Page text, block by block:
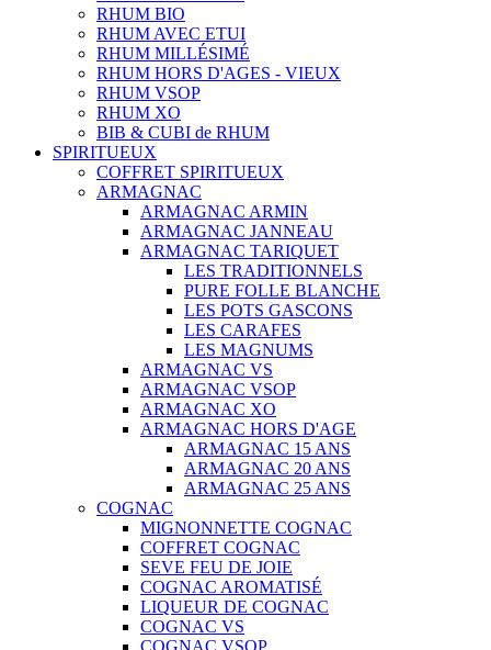
RHUM BIO
RHUM AVEC ETUI
RHUM MILLÉSIMÉ
RHUM HORS D'AGES - VIEUX
RHUM VSOP
RHUM XO
BIB & CUBI de RHUM
SPIRITUEUX
COFFRET SPIRITUEUX
ARMAGNAC
ARMAGNAC ARMIN
ARMAGNAC JANNEAU
ARMAGNAC TARIQUET
LES TRADITIONNELS
PURE FOLLE BLANCHE
LES POTS GASCONS
LES CARAFES
LES MAGNUMS
ARMAGNAC VS
ARMAGNAC VSOP
ARMAGNAC XO
ARMAGNAC HORS D'AGE
ARMAGNAC 15 ANS
ARMAGNAC 20 ANS
ARMAGNAC 25 ANS
COGNAC
MIGNONNETTE COGNAC
COFFRET COGNAC
SEVE FEU DE JOIE
COGNAC AROMATISÉ
LIQUEUR DE COGNAC
COGNAC VS
COGNAC VSOP